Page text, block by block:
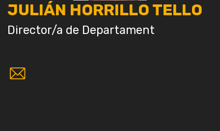
JULIÁN HORRILLO TELLO
Director/a de Departament